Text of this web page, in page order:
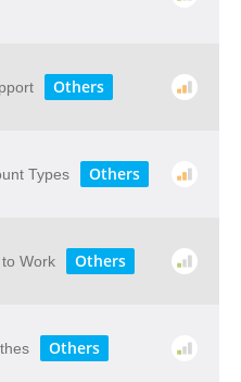
Others
Types Others
Work Others
Others